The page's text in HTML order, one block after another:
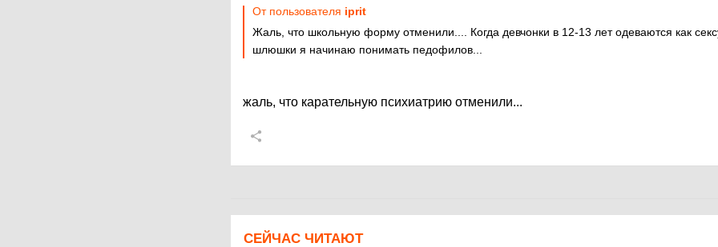
От пользователя iprit
Жаль, что школьную форму отменили.... Когда девчонки в 12-13 лет одеваются как
шлюшки я начинаю понимать педофилов...
жаль, что карательную психиатрию отменили...
СЕЙЧАС ЧИТАЮТ